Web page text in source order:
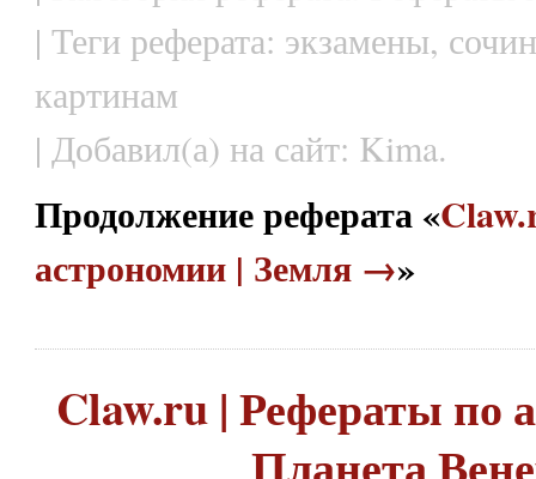
| Теги реферата: экзамены,
картинам
| Добавил(а) на сайт: Kima.
Продолжение реферата «
астрономии | Земля →»
Claw.ru | Рефераты по